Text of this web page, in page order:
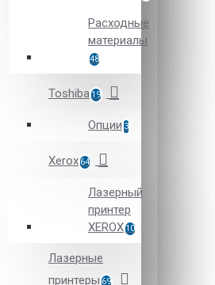
Расходные
материалы
48
Toshiba19
Опции 3
Xerox64
Лазерный
принтер
XEROX10
Лазерные
принтеры 69